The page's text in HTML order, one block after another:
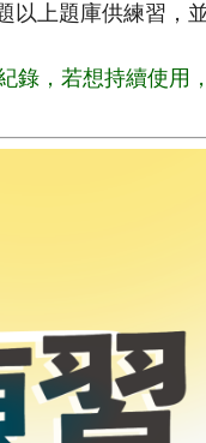
以上題庫供練習，
錄，若想持續使用